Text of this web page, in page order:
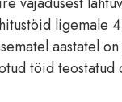
ligemale
aastatel
töid